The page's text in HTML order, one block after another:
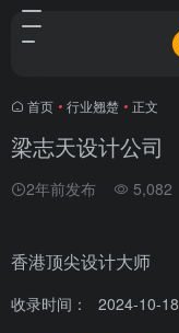
首页 • 行业翘楚 • 正文
梁志天设计公司
2年前发布 5,082
香港顶尖设计大师
收录时间：
2024-10-18